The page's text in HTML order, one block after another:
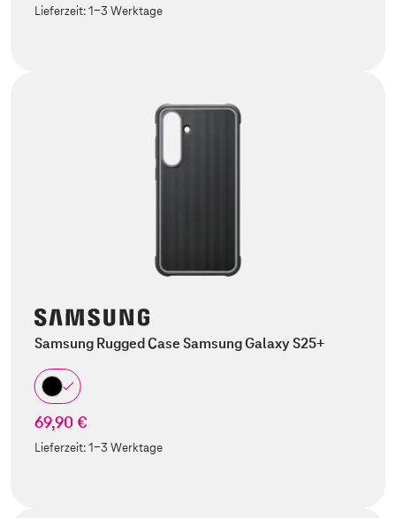
Lieferzeit:1-3 Werktage
Samsung Rugged Case Samsung Galaxy S25+
69,90 €
Lieferzeit:1-3 Werktage